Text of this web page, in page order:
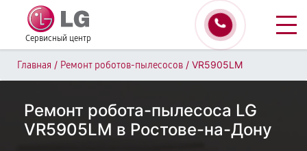
Сервисный центр
Главная / Ремонт роботов-пылесосов / VR5905LM
Ремонт робота-пылесоса LG
VR5905LM в Ростове-на-Дону